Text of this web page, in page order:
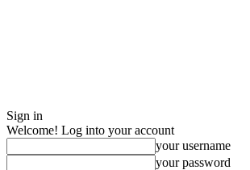
Sign in
Welcome! Log into your account
your username
your password